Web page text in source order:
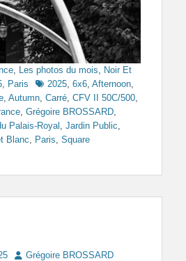
, Les photos du mois, Noir Et
, Paris Tags2025, 6x6, Afternoon,
, Autumn, Carré, CFV II 50C/500,
, Grégoire BROSSARD,
Palais-Royal, Jardin Public,
Blanc, Paris, Square
Author
Grégoire BROSSARD